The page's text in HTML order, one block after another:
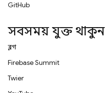
GitHub
সবসময় যুক্ত থাকুন
ব্লগ
Firebase Summit
Twitter